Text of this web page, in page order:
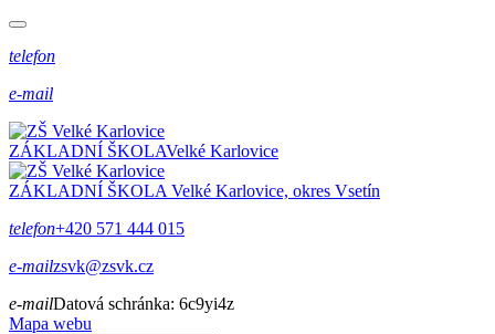
telefon
e-mail
ZÁKLADNÍ ŠKOLAVelké Karlovice
ZÁKLADNÍ ŠKOLA Velké Karlovice, okres Vsetín
telefon+420 571 444 015
e-mailzsvk@zsvk.cz
e-mailDatová schránka: 6c9yi4z
Mapa webu